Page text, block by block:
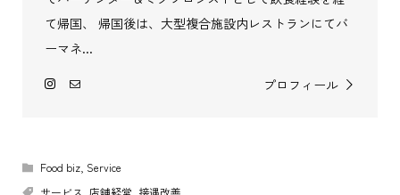
て帰国、 帰国後は、大型複合施設内レストランにてバ
ーマネ...
プロフィール
Food biz, Service
サービス 店舗経営 接遇改善